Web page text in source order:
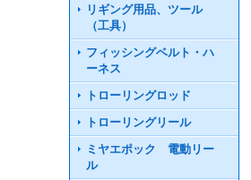
リギング用品、ツール
（工具）
フィッシングベルト・ハ
ーネス
トローリングロッド
トローリングリール
ミヤエポック 電動リー
ル